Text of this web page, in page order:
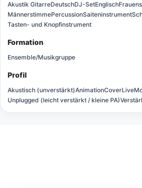
Akustik GitarreDeutschDJ-SetEnglisch
MännerstimmePercussionSaiteninstrument
Tasten- und Knopfinstrument
Formation
Ensemble/Musikgruppe
Profil
Akustisch (unverstärkt)AnimationCoverLive
Unplugged (leicht verstärkt / kleine PA)